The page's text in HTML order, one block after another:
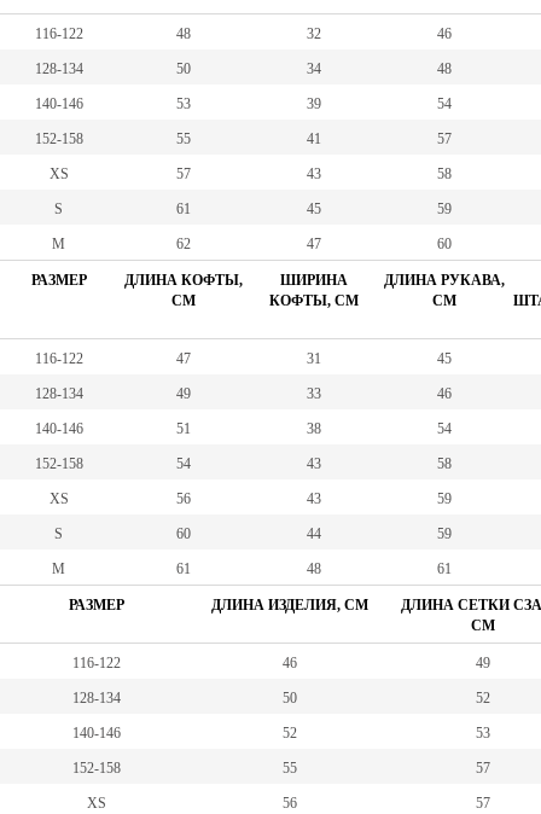
116-122 48 32 46
128-134 50 34 48
140-146 53 39 54
152-158 55 41 57
XS 57 43 58
S 61 45 59
M 62 47 60
РАЗМЕР
ДЛИНА КОФТЫ,
СМ
ШИРИНА
КОФТЫ, СМ
ДЛИНА РУКАВА,
СМ
116-122 47 31 45
128-134 49 33 46
140-146 51 38 54
152-158 54 43 58
XS 56 43 59
S 60 44 59
M 61 48 61
РАЗМЕР ДЛИНА ИЗДЕЛИЯ, СМ
ДЛИНА СЕТКИ
СМ
116-122 46 49
128-134 50 52
140-146 52 53
152-158 55 57
XS 56 57